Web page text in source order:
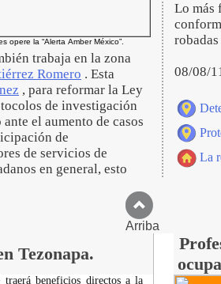
opere la “Alerta Amber México”.
trabaja en la zona
Romero . Esta
, para reformar la Ley
de investigación
el aumento de casos
de
de servicios de
en general, esto
Lo más
08/08/
La
Arriba
Tezonapa.
traerá beneficios directos a la